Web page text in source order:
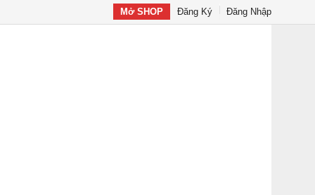
Mở SHOP Đăng Ký Đăng Nhập